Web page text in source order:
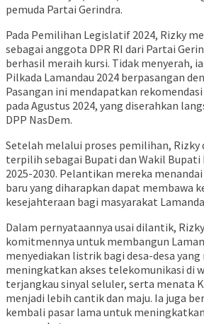
pemuda Partai Gerindra.
Pada Pemilihan Legislatif 2024, Rizky
sebagai anggota DPR RI dari Partai
berhasil meraih kursi. Tidak menyerah,
Pilkada Lamandau 2024 berpasangan
Pasangan ini mendapatkan
pada Agustus 2024, yang diserahkan
DPP NasDem.
Setelah melalui proses pemilihan, Rizky
terpilih sebagai Bupati dan Wakil Bupati
2025-2030. Pelantikan mereka
baru yang diharapkan dapat membawa
kesejahteraan bagi masyarakat
Dalam pernyataannya usai dilantik,
komitmennya untuk membangun
menyediakan listrik bagi desa-desa
meningkatkan akses telekomunikasi di
terjangkau sinyal seluler, serta menata
menjadi lebih cantik dan maju. Ia juga
kembali pasar lama untuk